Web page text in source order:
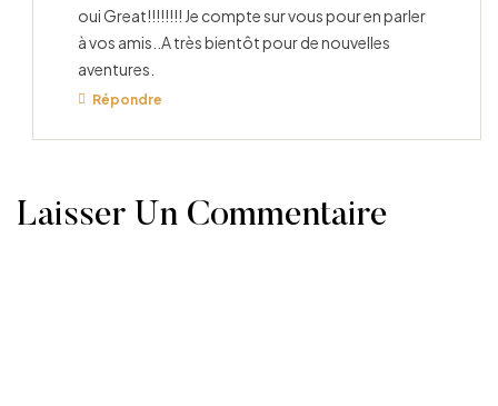
oui Great!!!!!!!! Je compte sur vous pour en parler
à vos amis..A très bientôt pour de nouvelles
aventures.
Répondre
Laisser Un Commentaire